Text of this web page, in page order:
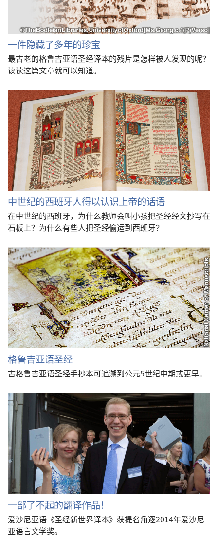
一件隐藏了多年的珍宝
最古老的格鲁吉亚语圣经译本的残片是怎样被人发现的呢？
读读这篇文章就可以知道。
中世纪的西班牙人得以认识上帝的话语
在中世纪的西班牙，为什么教师会叫小孩把圣经经文抄写在
石板上？为什么有些人把圣经偷运到西班牙？
格鲁吉亚语圣经
古格鲁吉亚语圣经手抄本可追溯到公元5世纪中期或更早。
一部了不起的翻译作品！
爱沙尼亚语《圣经新世界译本》获提名角逐2014年爱沙尼
亚语言文学奖。